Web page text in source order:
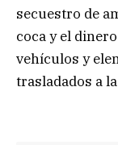
secuestro de
coca y el
vehículos y
trasladados a